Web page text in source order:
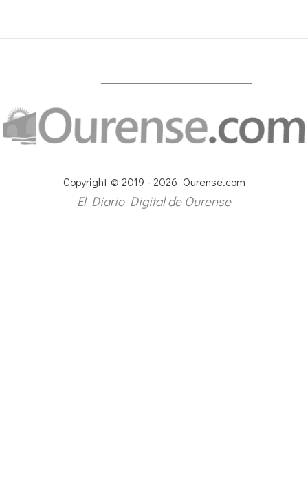
Copyright © 2019 - 2026 Ourense.com
El Diario Digital de Ourense